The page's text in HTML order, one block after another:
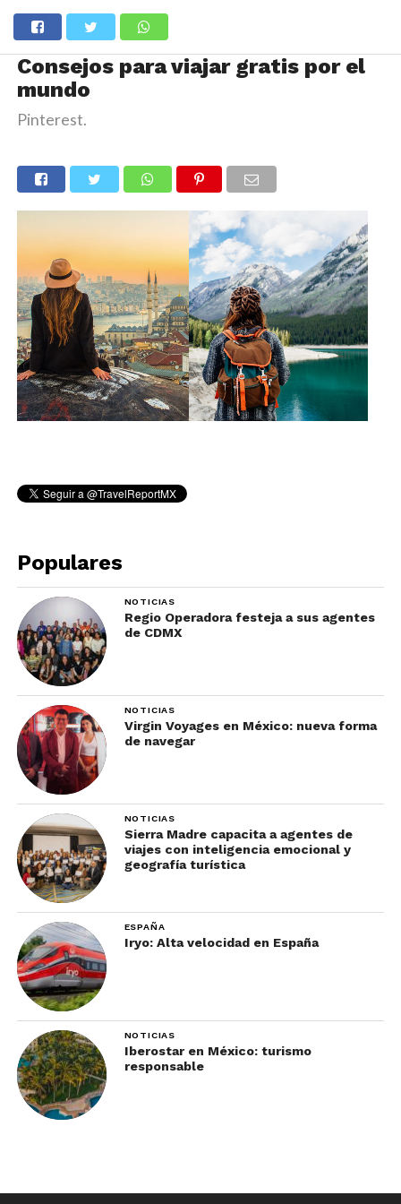
Consejos para viajar gratis por el
mundo
Pinterest.
Populares
NOTICIAS
Regio Operadora festeja a sus agentes
de CDMX
NOTICIAS
Virgin Voyages en México: nueva forma
de navegar
NOTICIAS
Sierra Madre capacita a agentes de
viajes con inteligencia emocional y
geografía turística
ESPAÑA
Iryo: Alta velocidad en España
NOTICIAS
Iberostar en México: turismo
responsable